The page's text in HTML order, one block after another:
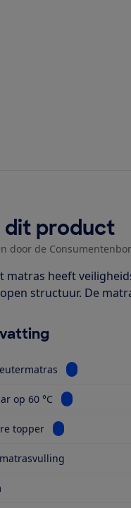
dit product
door de
matras heeft
structuur. De
Bekijk
op 60 °C Bekijk
topper Bekijk